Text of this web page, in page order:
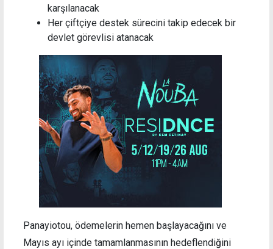
karşılanacak
Her çiftçiye destek sürecini takip edecek bir
devlet görevlisi atanacak
Panayiotou, ödemelerin hemen başlayacağını ve
Mayıs ayı içinde tamamlanmasının hedeflendiğini